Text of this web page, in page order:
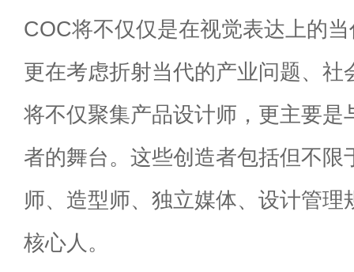
COC将不仅仅是在视觉表达上的
更在考虑折射当代的产业问题、社
将不仅聚集产品设计师，更主要是
者的舞台。这些创造者包括但不限
师、造型师、独立媒体、设计管理
核心人。